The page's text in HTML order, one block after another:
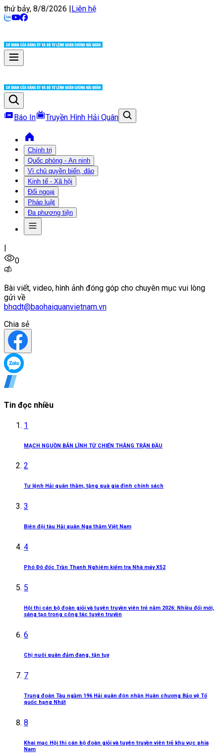
thứ bảy, 8/8/2026 |Liên hệ
Báo In Truyền Hình Hải Quân
Chính trị
Quốc phòng - An ninh
Vì chủ quyền biển, đảo
Kinh tế - Xã hội
Đối ngoại
Pháp luật
Đa phương tiện
|
0
Bài viết, video, hình ảnh đóng góp cho chuyên mục vui lòng
gửi về
bhqdt@baohaiquanvietnam.vn
Chia sẻ
Tin đọc nhiều
1
MẠCH NGUỒN BẢN LĨNH TỪ CHIẾN THẮNG TRẬN ĐẦU
2
Tư lệnh Hải quân thăm, tặng quà gia đình chính sách
3
Biên đội tàu Hải quân Nga thăm Việt Nam
4
Phó Đô đốc Trần Thanh Nghiêm kiểm tra Nhà máy X52
5
Hội thi cán bộ đoàn giỏi và tuyên truyền viên trẻ năm 2026: Nhiều đổi mới,
sáng tạo trong công tác tuyên truyền
6
Chị nuôi quân đảm đang, tận tụy
7
Trung đoàn Tàu ngầm 196 Hải quân đón nhận Huân chương Bảo vệ Tổ
quốc hạng Nhất
8
Khai mạc Hội thi cán bộ đoàn giỏi và tuyên truyền viên trẻ khu vực phía
Nam